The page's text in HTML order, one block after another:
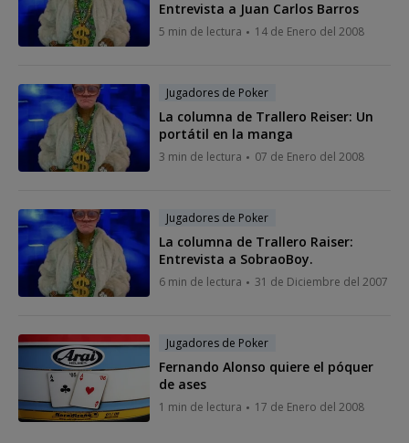
Entrevista a Juan Carlos Barros
5 min de lectura 14 de Enero del 2008
Jugadores de Poker
La columna de Trallero Reiser: Un
portátil en la manga
3 min de lectura 07 de Enero del 2008
Jugadores de Poker
La columna de Trallero Raiser:
Entrevista a SobraoBoy.
6 min de lectura 31 de Diciembre del 2007
Jugadores de Poker
Fernando Alonso quiere el póquer
de ases
1 min de lectura 17 de Enero del 2008